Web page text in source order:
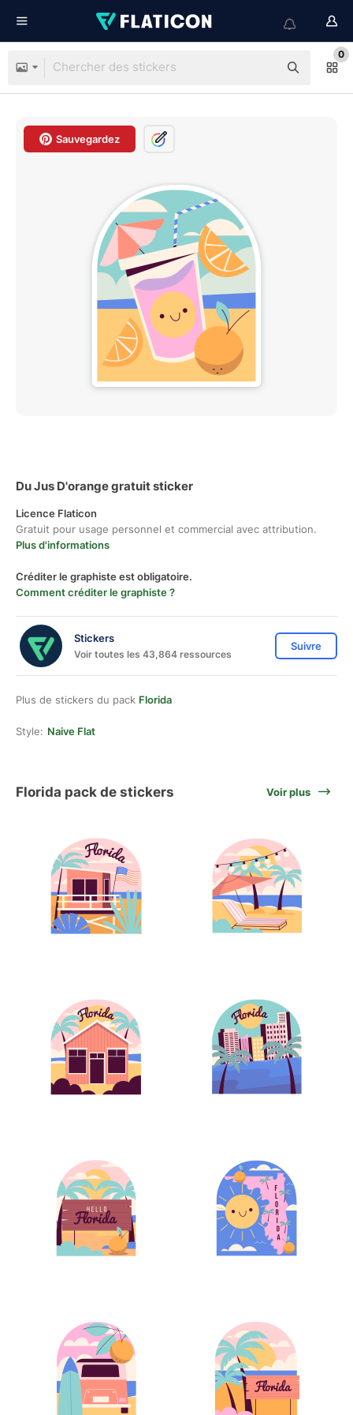
0
Sauvegardez
Du Jus D'orange gratuit sticker
Licence Flaticon
Gratuit pour usage personnel et commercial avec attribution.
Plus d'informations
Créditer le graphiste est obligatoire.
Comment créditer le graphiste ?
Stickers
Voir toutes les 43,864 ressources
Suivre
Plus de stickers du pack Florida
Style: Naive Flat
Florida pack de stickers Voir plus